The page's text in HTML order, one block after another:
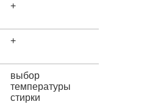
+
+
выбор
температуры
стирки